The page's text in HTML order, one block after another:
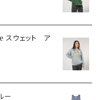
ウェット ア
ー